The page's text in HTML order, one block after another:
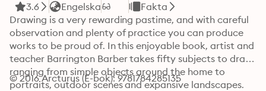
3.6 Engelska
Fakta
Drawing is a very rewarding pastime, and with careful
observation and plenty of practice you can produce
works to be proud of. In this enjoyable book, artist and
teacher Barrington Barber takes fifty subjects to draw,
ranging from simple objects around the home to
portraits, outdoor scenes and expansive landscapes.
© 2016 Arcturus (E-bok): 9781784285135